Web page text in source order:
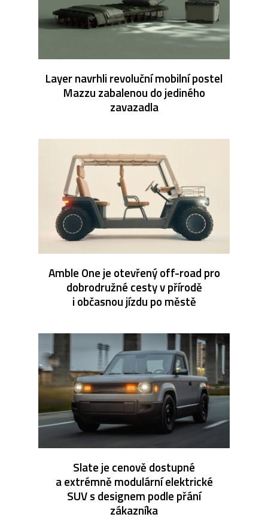
Layer navrhli revoluční mobilní postel
Mazzu zabalenou do jediného
zavazadla
Amble One je otevřený off-road pro
dobrodružné cesty v přírodě
i občasnou jízdu po městě
Slate je cenově dostupné
a extrémně modulární elektrické
SUV s designem podle přání
zákazníka